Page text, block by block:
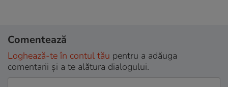
Comentează
Loghează-te în contul tău pentru a adăuga
comentarii și a te alătura dialogului.